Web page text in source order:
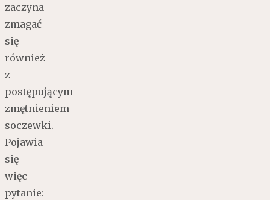
zaczyna
zmagać
się
również
z
postępującym
zmętnieniem
soczewki.
Pojawia
się
więc
pytanie: